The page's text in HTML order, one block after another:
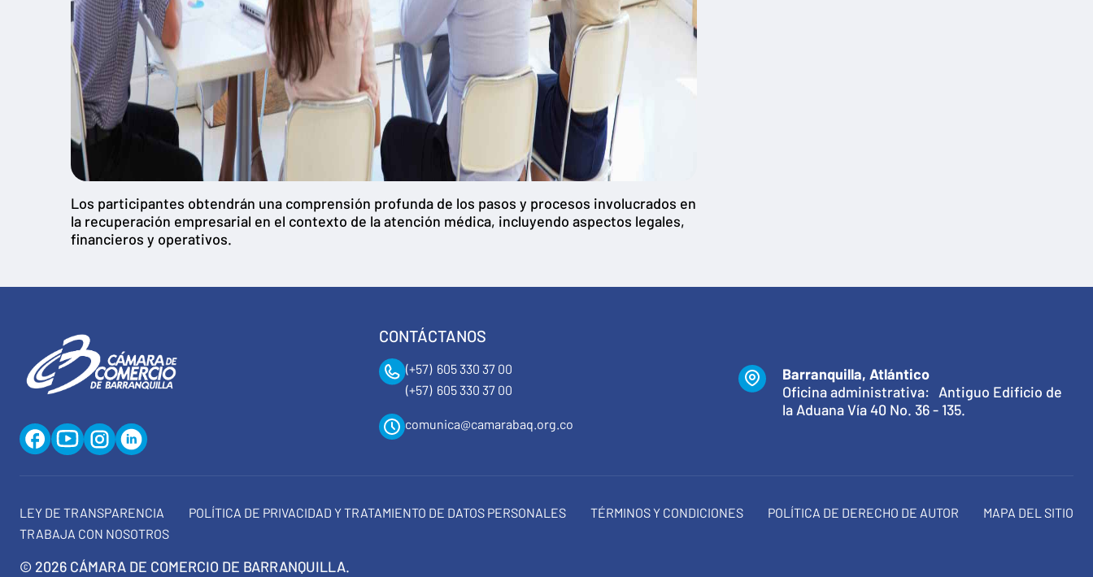
Los participantes obtendrán una comprensión profunda de los pasos y procesos involucrados en
la recuperación empresarial en el contexto de la atención médica, incluyendo aspectos legales,
financieros y operativos.
CONTÁCTANOS
(+57) 605 330 37 00
(+57) 605 330 37 00
comunica@camarabaq.org.co
Barranquilla, Atlántico
Oficina administrativa: Antiguo Edificio de
la Aduana Vía 40 No. 36 - 135.
LEY DE TRANSPARENCIA POLÍTICA DE PRIVACIDAD Y TRATAMIENTO DE DATOS PERSONALES TÉRMINOS Y CONDICIONES POLÍTICA DE DERECHO DE AUTOR
MAPA DEL SITIO
TRABAJA CON NOSOTROS
© 2026 CÁMARA DE COMERCIO DE BARRANQUILLA.